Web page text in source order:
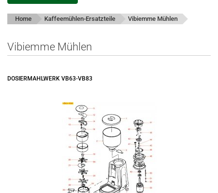
Home Kaffeemühlen-Ersatzteile Vibiemme Mühlen
Vibiemme Mühlen
DOSIERMAHLWERK VB63-VB83